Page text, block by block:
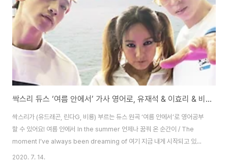
싹스리 듀스 ‘여름 안에서’ 가사 영어로, 유재석 & 이효리 & 비 [인기가요 영어로]
싹스리가 (유드래곤, 린다G, 비룡) 부르는 듀스 원곡 ‘여름 안에서’로 영어공부
할 수 있어요! 여름 안에서 In the summer 언제나 꿈꿔 온 순간이 / The
moment I’ve always been dreaming of 여기 지금 내게 시작되고 있어 /
It’s happening for me here and now 그렇게 너를 사랑했던 / I’ve
2020. 7. 14.